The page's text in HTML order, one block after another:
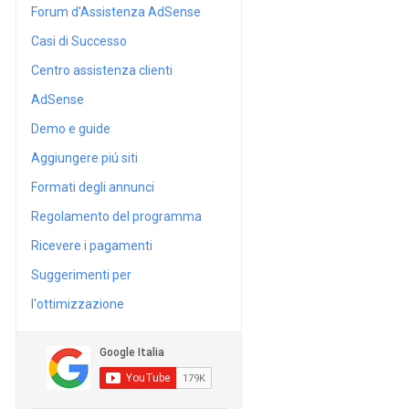
Forum d'Assistenza AdSense
Casi di Successo
Centro assistenza clienti
AdSense
Demo e guide
Aggiungere piú siti
Formati degli annunci
Regolamento del programma
Ricevere i pagamenti
Suggerimenti per
l'ottimizzazione